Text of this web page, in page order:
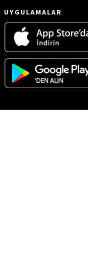
UYGULAMALAR